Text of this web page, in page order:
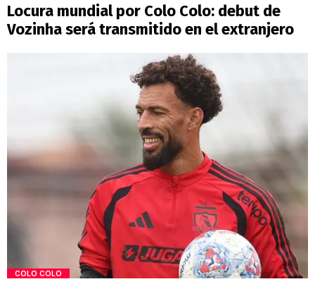
Locura mundial por Colo Colo: debut de
Vozinha será transmitido en el extranjero
COLO COLO